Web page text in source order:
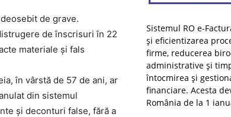
de grave.
de înscrisuri în 22
materiale și fals
în vârstă de 57 de ani, ar
din sistemul
și deconturi false, fără a
Sistemul RO e-
și eficientizarea
firme, reducerea
administrative și
întocmirea și
financiare. Acesta
România de la 1